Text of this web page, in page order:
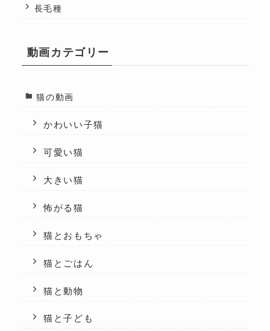
長毛種
動画カテゴリー
猫の動画
かわいい子猫
可愛い猫
大きい猫
怖がる猫
猫とおもちゃ
猫とごはん
猫と動物
猫と子ども